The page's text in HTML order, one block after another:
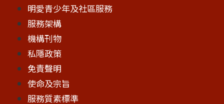
明愛青少年及社區服務
服務架構
機構刊物
私隱政策
免責聲明
使命及宗旨
服務質素標準